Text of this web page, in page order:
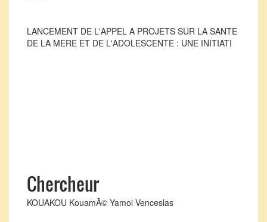
Chercheur
KOUAKOU KouamÃ© Yamoi Venceslas